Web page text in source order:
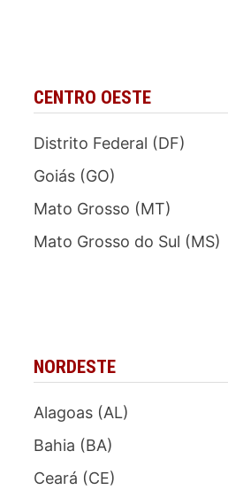
CENTRO OESTE
Distrito Federal (DF)
Goiás (GO)
Mato Grosso (MT)
Mato Grosso do Sul (MS)
NORDESTE
Alagoas (AL)
Bahia (BA)
Ceará (CE)